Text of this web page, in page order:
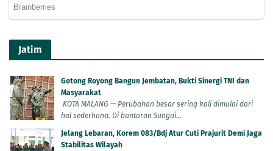
Jatim
Gotong Royong Bangun Jembatan, Bukti Sinergi TNI dan
Masyarakat
KOTA MALANG — Perubahan besar sering kali dimulai dari
hal sederhana. Di bantaran Sungai...
Jelang Lebaran, Korem 083/Bdj Atur Cuti Prajurit Demi Jaga
Stabilitas Wilayah